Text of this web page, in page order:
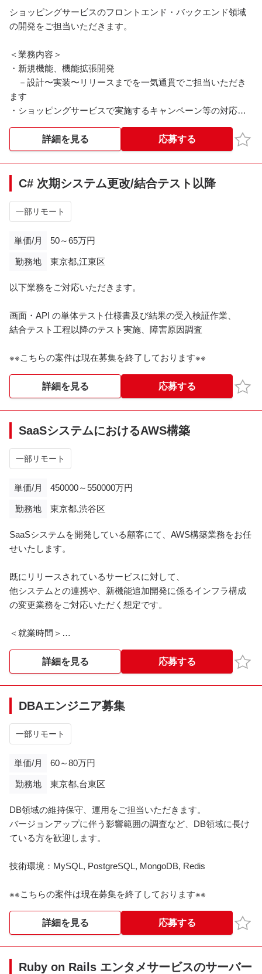
ショッピングサービスのフロントエンド・バックエンド領域
の開発をご担当いただきます。
＜業務内容＞
・新規機能、機能拡張開発
－設計〜実装〜リリースまでを一気通貫でご担当いただき
ます
・ショッピングサービスで実施するキャンペーン等の対応作
・プロジェクトの状況、緊急度に応じてオフィスでのお打ち
合わせへのアサイン
＜開発環境＞
・フロントエンド：TypeScript, React.js, Vue.js, Next.js, CSS
・バックエンド：PHP（CakePHP）, Go
・インフラ： AWS
・DB： Amazon Aurora MySQL, Amazon Elasticache,
詳細を見る 応募する お気
C# 次期システム更改/結合テスト以降
一部リモート
単価/月 50～65万円
勤務地 東京都,江東区
以下業務をご対応いただきます。
画面・API の単体テスト仕様書及び結果の受入検証作業、
結合テスト工程以降のテスト実施、障害原因調査
※※こちらの案件は現在募集を終了しております※※​
詳細を見る 応募する お気
SaaSシステムにおけるAWS構築
一部リモート
単価/月 450000～550000万円
勤務地 東京都,渋谷区
SaaSシステムを開発している顧客にて、AWS構築業務をお任
せいたします。
既にリリースされているサービスに対して、
他システムとの連携や、新機能追加開発に係るインフラ構成
の変更業務をご対応いただく想定です。
＜就業時間＞
※※こちらの案件は現在募集を終了しております※※​
詳細を見る 応募する お気
DBAエンジニア募集
一部リモート
単価/月 60～80万円
勤務地 東京都,台東区
DB領域の維持保守、運用をご担当いただきます。
バージョンアップに伴う影響範囲の調査など、DB領域に長け
ている方を歓迎します。
技術環境：MySQL, PostgreSQL, MongoDB, Redis
※※こちらの案件は現在募集を終了しております※※​
詳細を見る 応募する お気
Ruby on Rails エンタメサービスのサーバー